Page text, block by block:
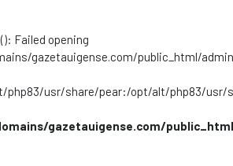
Failed opening
gazetauigense.com/public_html/
php83/usr/share/pear:/opt/alt/php83/
gazetauigense.com/